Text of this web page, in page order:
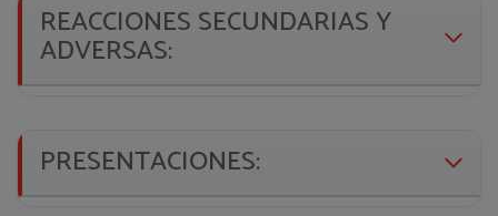
REACCIONES SECUNDARIAS Y
ADVERSAS:
PRESENTACIONES: